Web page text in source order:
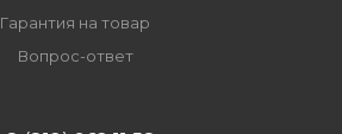
Гарантия на товар
Вопрос-ответ